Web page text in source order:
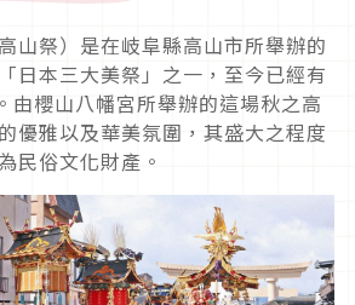
山祭）是在岐阜縣高山市所舉辦的
日本三大美祭」之一，至今已經有
由櫻山八幡宮所舉辦的這場秋之高
優雅以及華美氛圍，其盛大之程度
民俗文化財產。